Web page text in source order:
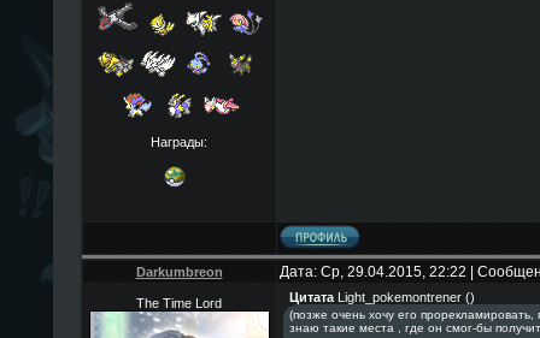
Награды:
Darkumbreon Дата: Ср, 29.04.2015, 22:22 |
The Time Lord Цитата Light_pokemontrener()
(позже очень хочу его
знаю такие места , где он смог-бы